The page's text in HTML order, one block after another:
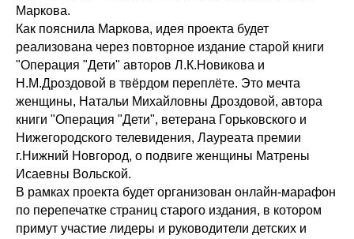
Маркова.
Как пояснила Маркова, идея проекта будет
реализована через повторное издание старой книги
"Операция "Дети" авторов Л.К.Новикова и
Н.М.Дроздовой в твёрдом переплёте. Это мечта
женщины, Натальи Михайловны Дроздовой, автора
книги "Операция "Дети", ветерана Горьковского и
Нижегородского телевидения, Лауреата премии
г.Нижний Новгород, о подвиге женщины Матрены
Исаевны Вольской.
В рамках проекта будет организован онлайн-марафон
по перепечатке страниц старого издания, в котором
примут участие лидеры и руководители детских и